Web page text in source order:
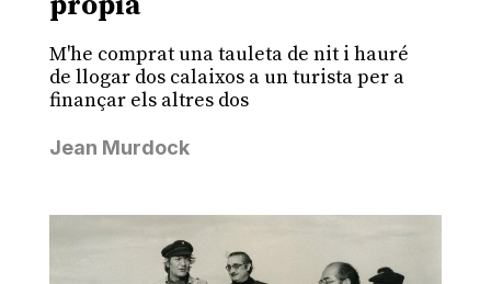
M'he comprat una tauleta de nit i hauré
de llogar dos calaixos a un turista per a
finançar els altres dos
Jean Murdock